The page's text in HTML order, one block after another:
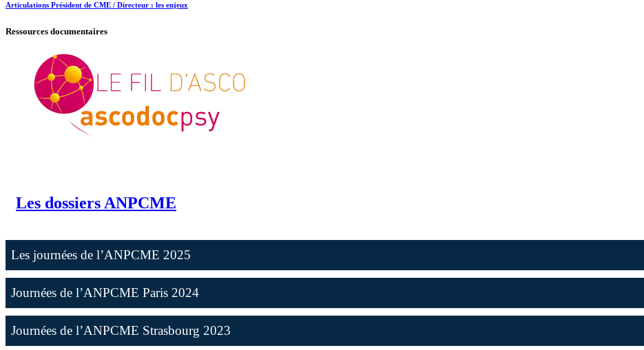
Articulations Président de CME / Directeur : les enjeux
Ressources documentaires
Les dossiers ANPCME
Les journées de l’ANPCME 2025
Journées de l’ANPCME Paris 2024
Journées de l’ANPCME Strasbourg 2023